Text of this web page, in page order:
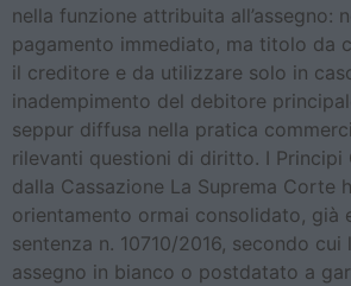
nella funzione attribuita all’assegno:
pagamento immediato, ma titolo da
il creditore e da utilizzare solo in
inadempimento del debitore
seppur diffusa nella pratica
rilevanti questioni di diritto. I Principi
dalla Cassazione La Suprema Corte
orientamento ormai consolidato, già
sentenza n. 10710/2016, secondo cui
assegno in bianco o postdatato a